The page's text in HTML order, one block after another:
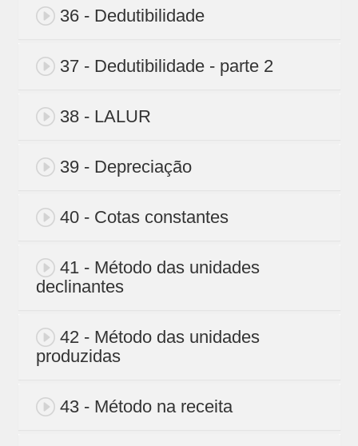
36 - Dedutibilidade
37 - Dedutibilidade - parte 2
38 - LALUR
39 - Depreciação
40 - Cotas constantes
41 - Método das unidades
declinantes
42 - Método das unidades
produzidas
43 - Método na receita